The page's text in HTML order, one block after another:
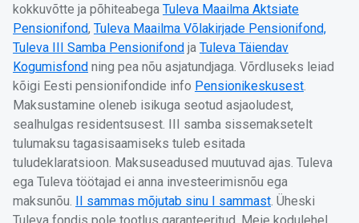
kokkuvõtte ja põhiteabega Tuleva Maailma Aktsiate
Pensionifond, Tuleva Maailma Võlakirjade Pensionifond,
Tuleva III Samba Pensionifond ja Tuleva Täiendav
Kogumisfond ning pea nõu asjatundjaga. Võrdluseks leiad
kõigi Eesti pensionifondide info Pensionikeskusest
Maksustamine oleneb isikuga seotud asjaoludest,
sealhulgas residentsusest. III samba sissemaksetelt
tulumaksu tagasisaamiseks tuleb esitada
tuludeklaratsioon. Maksuseadused muutuvad ajas. Tuleva
ega Tuleva töötajad ei anna investeerimisnõu ega
maksunõu. II sammas mõjutab sinu I sammast . Üheski
Tuleva fondis pole tootlus garanteeritud. Meie kodulehel